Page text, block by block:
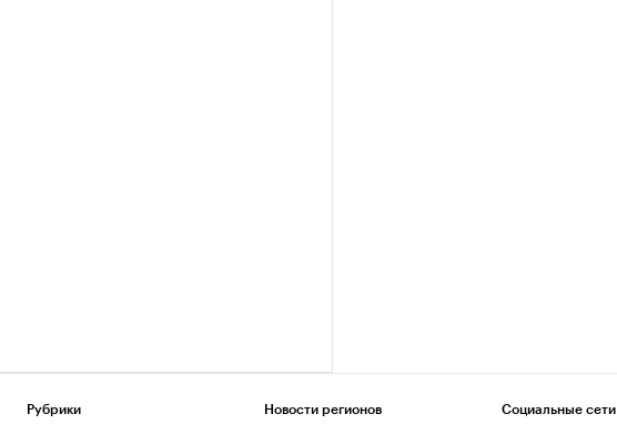
Рубрики Новости регионов Социальные сети